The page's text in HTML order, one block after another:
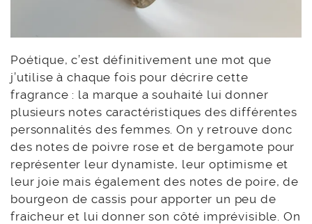
Poétique, c’est définitivement une mot que
j’utilise à chaque fois pour décrire cette
fragrance : la marque a souhaité lui donner
plusieurs notes caractéristiques des différentes
personnalités des femmes. On y retrouve donc
des notes de poivre rose et de bergamote pour
représenter leur dynamiste, leur optimisme et
leur joie mais également des notes de poire, de
bourgeon de cassis pour apporter un peu de
fraicheur et lui donner son côté imprévisible. On